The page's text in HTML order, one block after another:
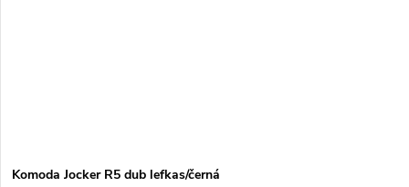
Komoda Jocker R5 dub lefkas/černá